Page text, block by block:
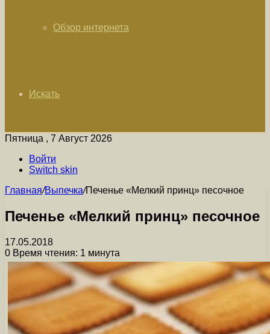
Обзор интернета
Искать
Пятница , 7 Август 2026
Войти
Switch skin
Главная/Выпечка/Печенье «Мелкий принц» песочное
Печенье «Мелкий принц» песочное
17.05.2018
0 Время чтения: 1 минута